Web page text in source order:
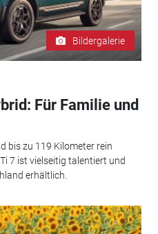
Bildergalerie
Für Familie und
bis zu 119 Kilometer rein
7 ist vielseitig talentiert und
erhältlich.